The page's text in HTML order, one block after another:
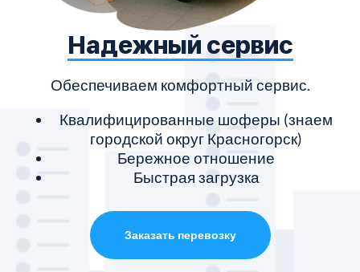
Надежный сервис
Обеспечиваем комфортный сервис.
Квалифицированные шоферы (знаем
городской округ Красногорск)
Бережное отношение
Быстрая загрузка
Заказать перевозку